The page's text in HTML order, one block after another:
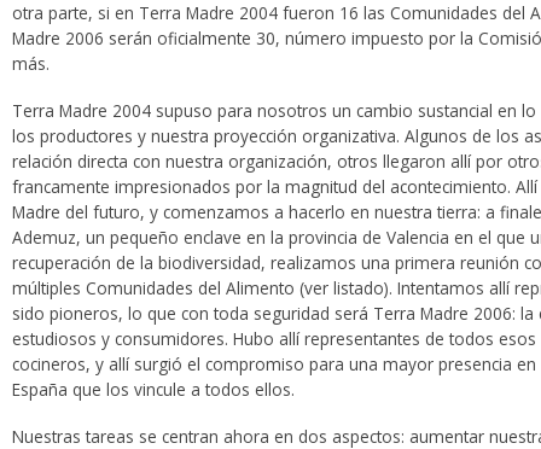
otra parte, si en Terra Madre 2004 fueron 16 las Comunidades del
Madre 2006 serán oficialmente 30, número impuesto por la
más.
Terra Madre 2004 supuso para nosotros un cambio sustancial en
los productores y nuestra proyección organizativa. Algunos de los
relación directa con nuestra organización, otros llegaron allí por
francamente impresionados por la magnitud del acontecimiento.
Madre del futuro, y comenzamos a hacerlo en nuestra tierra: a
Ademuz, un pequeño enclave en la provincia de Valencia en el
recuperación de la biodiversidad, realizamos una primera reunión
múltiples Comunidades del Alimento (ver listado). Intentamos allí
sido pioneros, lo que con toda seguridad será Terra Madre 2006:
estudiosos y consumidores. Hubo allí representantes de todos
cocineros, y allí surgió el compromiso para una mayor presencia
España que los vincule a todos ellos.
Nuestras tareas se centran ahora en dos aspectos: aumentar